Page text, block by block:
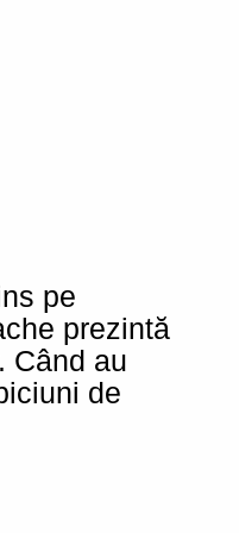
pe
prezintă
Când au
de